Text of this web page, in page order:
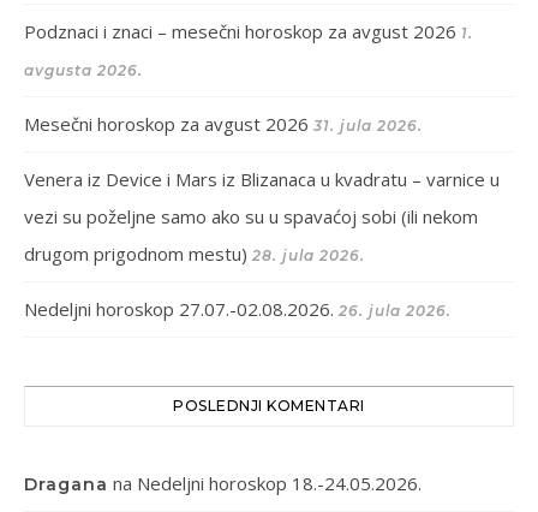
Podznaci i znaci – mesečni horoskop za avgust 2026 1.
avgusta 2026.
Mesečni horoskop za avgust 2026 31. jula 2026.
Venera iz Device i Mars iz Blizanaca u kvadratu – varnice u
vezi su poželjne samo ako su u spavaćoj sobi (ili nekom
drugom prigodnom mestu) 28. jula 2026.
Nedeljni horoskop 27.07.-02.08.2026. 26. jula 2026.
POSLEDNJI KOMENTARI
Dragana na Nedeljni horoskop 18.-24.05.2026.